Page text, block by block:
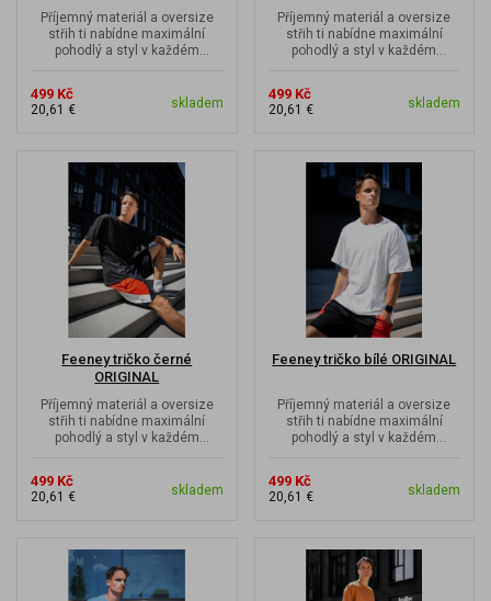
Příjemný materiál a oversize
střih ti nabídne maximální
pohodlý a styl v každém
499 Kč
20,61 € skladem
Příjemný materiál a oversize
střih ti nabídne maximální
pohodlý a styl v každém
499 Kč
20,61 € skladem
Feeney tričko černé
ORIGINAL
Příjemný materiál a oversize
střih ti nabídne maximální
pohodlý a styl v každém
499 Kč
20,61 € skladem
Feeney tričko bílé ORIGINAL
Příjemný materiál a oversize
střih ti nabídne maximální
pohodlý a styl v každém
499 Kč
20,61 € skladem